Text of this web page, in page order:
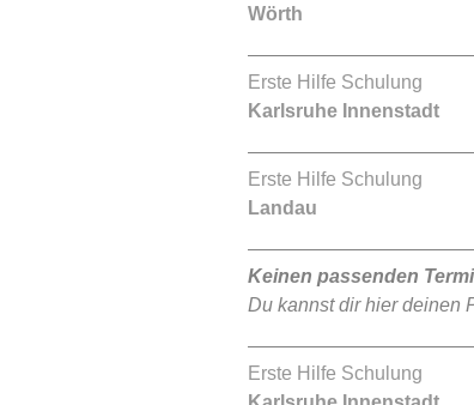
Wörth
Erste Hilfe Schulung
Karlsruhe Innenstadt
Erste Hilfe Schulung
Landau
Keinen passenden
Du kannst dir hier deinen
Erste Hilfe Schulung